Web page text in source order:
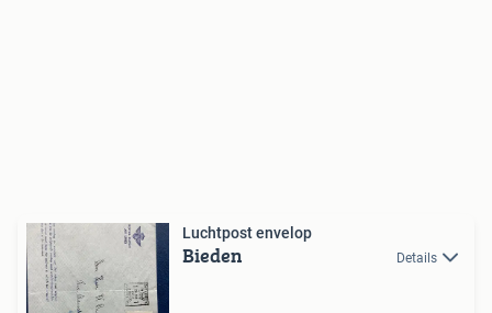
Luchtpost envelop
Bieden Details